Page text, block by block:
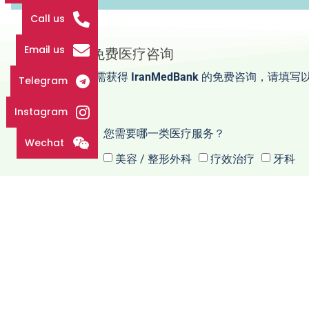
免费医疗咨询
如需获得 IranMedBank 的免费咨询，请填写
您需要哪一类医疗服务？
美容 / 整形外科
疗效治疗 牙科
Call us
Email us
Telegram
Instagram
Wechat